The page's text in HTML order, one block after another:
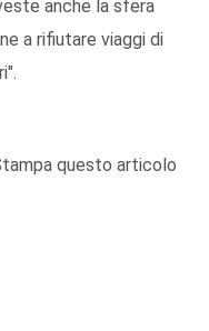
anche la sfera
a rifiutare viaggi di
questo articolo